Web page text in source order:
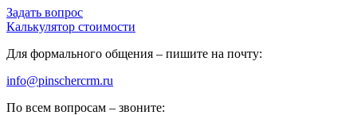
Задать вопрос
Калькулятор стоимости
Для формального общения – пишите на почту:
info@pinschercrm.ru
По всем вопросам – звоните: